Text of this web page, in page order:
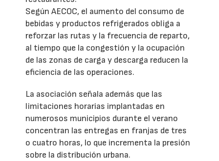
Según AECOC, el aumento del consumo de
bebidas y productos refrigerados obliga a
reforzar las rutas y la frecuencia de reparto,
al tiempo que la congestión y la ocupación
de las zonas de carga y descarga reducen la
eficiencia de las operaciones.
La asociación señala además que las
limitaciones horarias implantadas en
numerosos municipios durante el verano
concentran las entregas en franjas de tres
o cuatro horas, lo que incrementa la presión
sobre la distribución urbana.